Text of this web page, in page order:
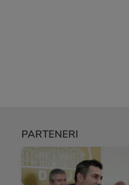
PARTENERI